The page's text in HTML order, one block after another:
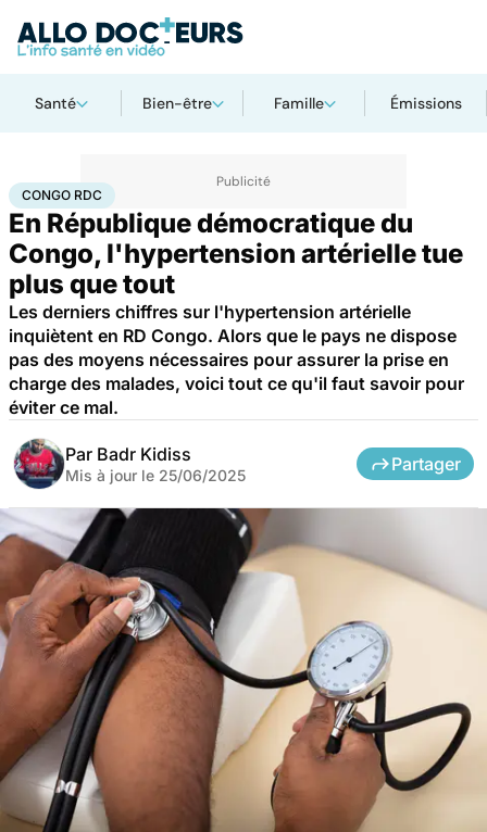
Santé Bien-être Famille Émissions
AccueilSantéMaladies Maladies cardiaques
CONGO RDC
En République démocratique du
Congo, l'hypertension artérielle tue
plus que tout
Les derniers chiffres sur l'hypertension artérielle
inquiètent en RD Congo. Alors que le pays ne dispose
pas des moyens nécessaires pour assurer la prise en
charge des malades, voici tout ce qu'il faut savoir pour
éviter ce mal.
Par Badr Kidiss
Mis à jour le 25/06/2025
Partager